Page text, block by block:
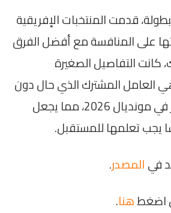
قدمت المنتخبات الإفريقية
على المنافسة مع أفضل الفرق
كانت التفاصيل الصغيرة
العامل المشترك الذي حال دون
تحقيق إنجازات أكبر في مونديال 2026، مما يجعل
يجب تعلمها للمستقبل.
فيالمصدر.
اضغطهنا.